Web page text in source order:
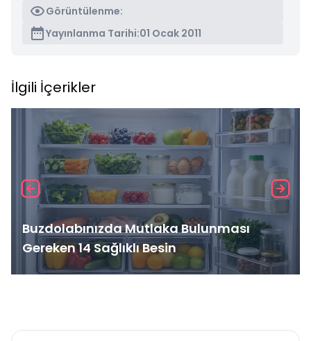
Görüntülenme:
Yayınlanma Tarihi:01 Ocak 2011
İlgili İçerikler
Buzdolabınızda Mutlaka Bulunması
Gereken 14 Sağlıklı Besin